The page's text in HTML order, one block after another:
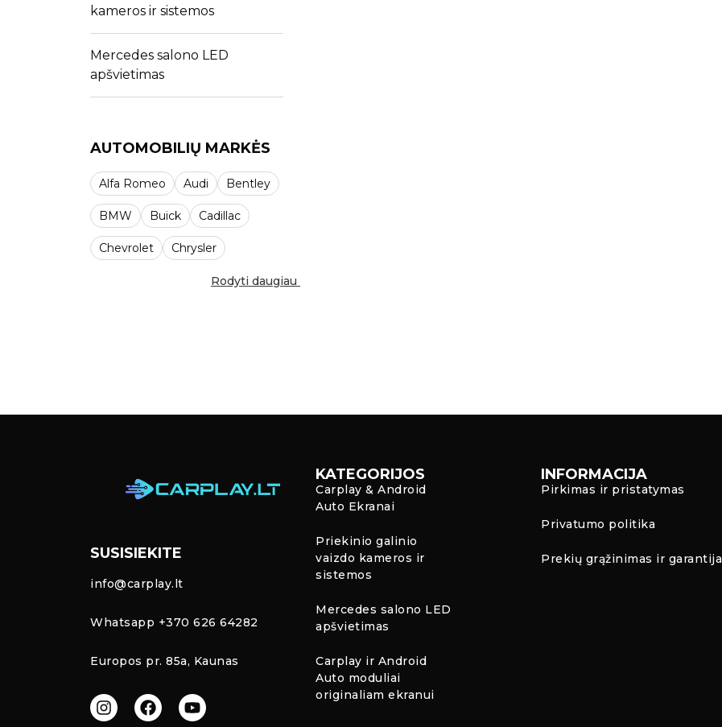
kameros ir sistemos
Mercedes salono LED
apšvietimas
AUTOMOBILIŲ MARKĖS
Alfa Romeo Audi Bentley
BMW Buick Cadillac
Chevrolet Chrysler
Rodyti daugiau
SUSISIEKITE
info@carplay.lt
Whatsapp +370 626 64282
Europos pr. 85a, Kaunas
KATEGORIJOS
Carplay & Android
Auto Ekranai
Priekinio galinio
vaizdo kameros ir
sistemos
Mercedes salono LED
apšvietimas
Carplay ir Android
Auto moduliai
originaliam ekranui
INFORMACIJA
Pirkimas ir pristatymas
Privatumo politika
Prekių grąžinimas ir garantija